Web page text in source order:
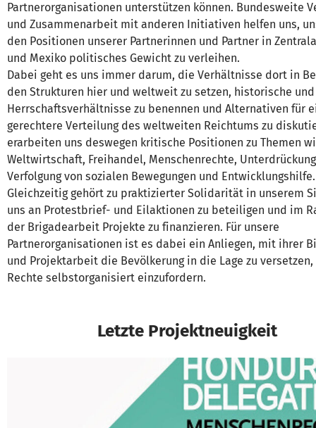
Partnerorganisationen unterstützen können. Bundesweite
und Zusammenarbeit mit anderen Initiativen helfen uns,
den Positionen unserer Partnerinnen und Partner in
und Mexiko politisches Gewicht zu verleihen.
Dabei geht es uns immer darum, die Verhältnisse dort in
den Strukturen hier und weltweit zu setzen, historische
Herrschaftsverhältnisse zu benennen und Alternativen für
gerechtere Verteilung des weltweiten Reichtums zu
erarbeiten uns deswegen kritische Positionen zu Themen
Weltwirtschaft, Freihandel, Menschenrechte,
Verfolgung von sozialen Bewegungen und Entwicklungshilfe.
Gleichzeitig gehört zu praktizierter Solidarität in unserem
uns an Protestbrief- und Eilaktionen zu beteiligen und im
der Brigadearbeit Projekte zu finanzieren. Für unsere
Partnerorganisationen ist es dabei ein Anliegen, mit ihrer
und Projektarbeit die Bevölkerung in die Lage zu
Rechte selbstorganisiert einzufordern.
Letzte Projektneuigkeit